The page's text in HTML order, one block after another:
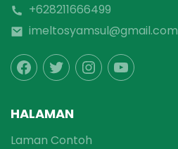
+628211666499
imeltosyamsul@gmail.com
HALAMAN
Laman Contoh